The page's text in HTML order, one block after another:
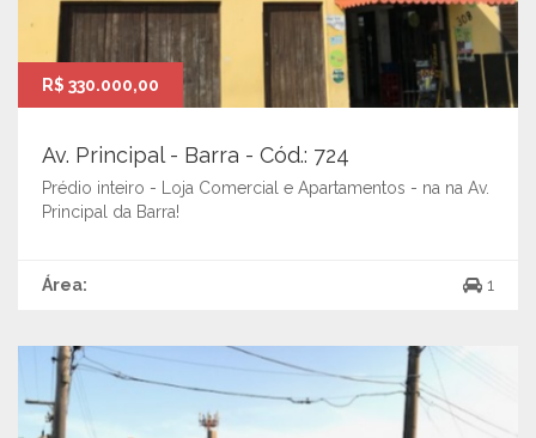
R$ 330.000,00
Av. Principal - Barra - Cód.: 724
Prédio inteiro - Loja Comercial e Apartamentos - na na Av.
Principal da Barra!
Área: 1